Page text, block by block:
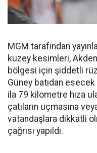
MGM tarafından
kuzey kesimleri,
bölgesi için şiddetli
Güney batıdan esecek
ila 79 kilometre hıza
çatıların uçmasına
vatandaşlara dikkatli
çağrısı yapıldı.